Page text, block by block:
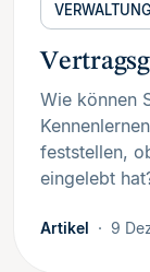
Wie können
feststellen,
eingelebt
Artikel 9